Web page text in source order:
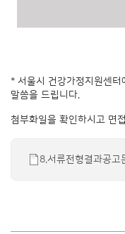
* 서울시 건강가정지원센터
말씀을 드립니다.
첨부화일을 확인하시고 면
8.서류전형결과공